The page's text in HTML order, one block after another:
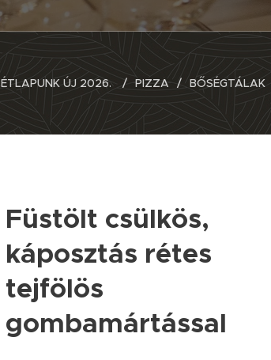
ÉTLAPUNK ÚJ 2026. PIZZA BŐSÉGTÁLAK
Füstölt csülkös,
káposztás rétes
tejfölös
gombamártással